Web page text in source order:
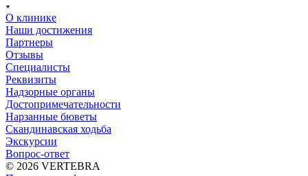
О клинике
Наши достижения
Партнеры
Отзывы
Специалисты
Реквизиты
Надзорные органы
Достопримечательности
Нарзанные бюветы
Скандинавская ходьба
Экскурсии
Вопрос-ответ
© 2026 VERTEBRA